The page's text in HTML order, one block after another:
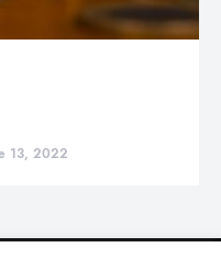
13, 2022